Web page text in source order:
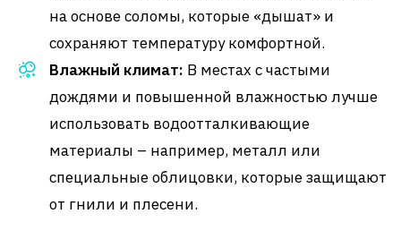
на основе соломы, которые «дышат» и
сохраняют температуру комфортной.
Влажный климат: В местах с частыми
дождями и повышенной влажностью лучше
использовать водоотталкивающие
материалы – например, металл или
специальные облицовки, которые защищают
от гнили и плесени.